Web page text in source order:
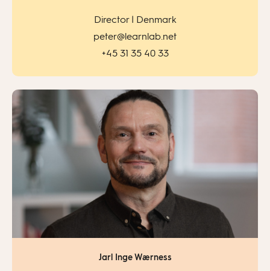
Director | Denmark
peter@learnlab.net
+45 31 35 40 33
Jarl Inge Wærness